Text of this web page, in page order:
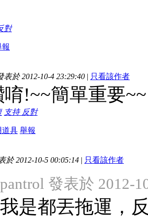
對
報
表於 2012-10-4 23:29:40 | 只看該作者
唷!~~簡單重要~~
支持 反對
道具 舉報
於 2012-10-5 00:05:14 | 只看該作者
pantrol 發表於 2012-
我是都丟拖運，